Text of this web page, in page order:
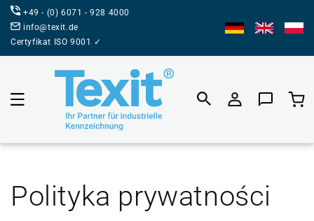
BEZPOŚREDNIO
DO TREŚCI
+49 - (0) 6071 - 928 4000
info@texit.de
Certyfikat ISO 9001 ✓
Koszyk
Polityka prywatności